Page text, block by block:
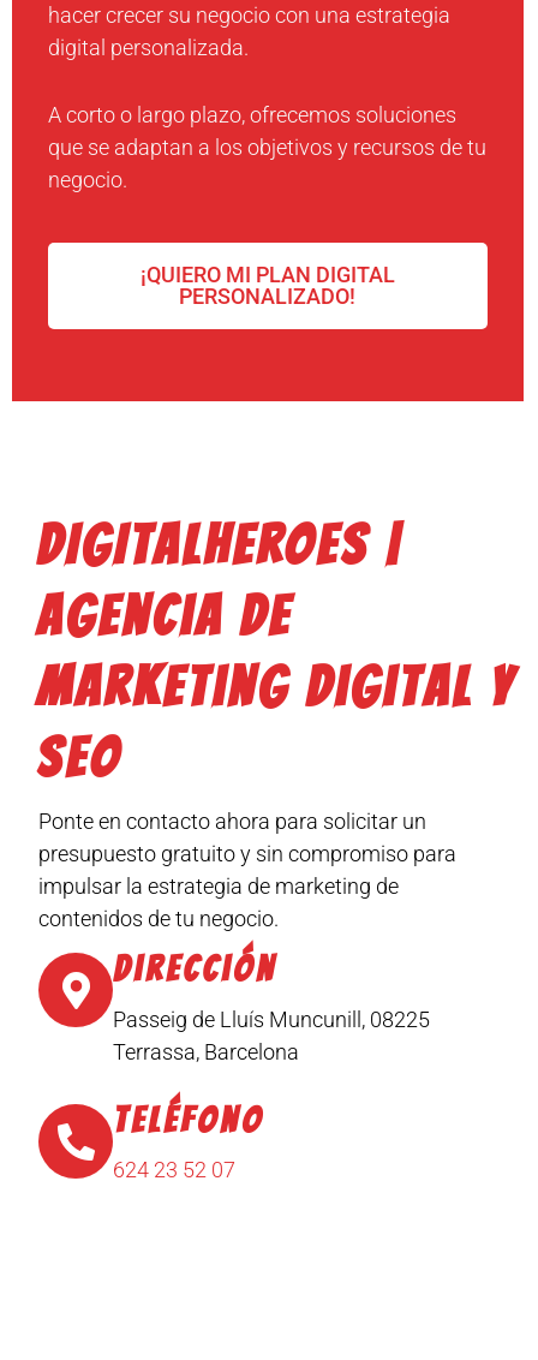
hacer crecer su negocio con una estrategia
digital personalizada.
A corto o largo plazo, ofrecemos soluciones
que se adaptan a los objetivos y recursos de tu
negocio.
¡QUIERO MI PLAN DIGITAL
PERSONALIZADO!
DIGITALHEROES |
Agencia de
Marketing Digital y
SEO
Ponte en contacto ahora para solicitar un
presupuesto gratuito y sin compromiso para
impulsar la estrategia de marketing de
contenidos de tu negocio.
Dirección
Passeig de Lluís Muncunill, 08225
Terrassa, Barcelona
Teléfono
624 23 52 07